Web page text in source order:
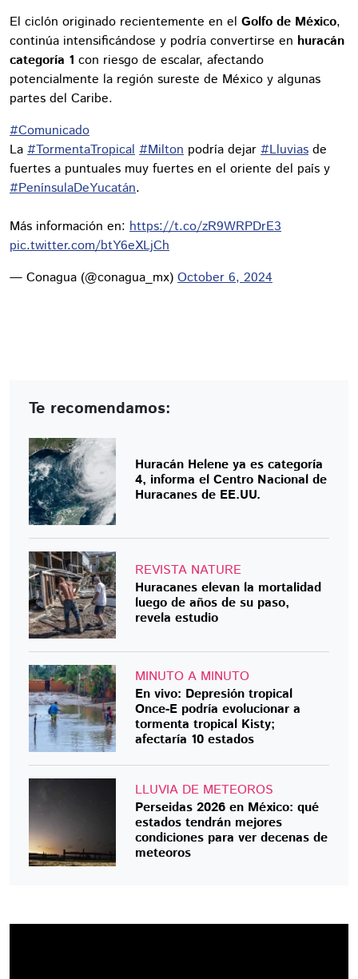
El ciclón originado recientemente en el Golfo de México,
continúa intensificándose y podría convertirse en huracán
categoría 1 con riesgo de escalar, afectando
potencialmente la región sureste de México y algunas
partes del Caribe.
#Comunicado
La #TormentaTropical #Milton podría dejar #Lluvias de
fuertes a puntuales muy fuertes en el oriente del país y
#PenínsulaDeYucatán.
Más información en: https://t.co/zR9WRPDrE3
pic.twitter.com/btY6eXLjCh
— Conagua (@conagua_mx) October 6, 2024
Te recomendamos:
Huracán Helene ya es categoría
4, informa el Centro Nacional de
Huracanes de EE.UU.
REVISTA NATURE
Huracanes elevan la mortalidad
luego de años de su paso,
revela estudio
MINUTO A MINUTO
En vivo: Depresión tropical
Once-E podría evolucionar a
tormenta tropical Kisty;
afectaría 10 estados
LLUVIA DE METEOROS
Perseidas 2026 en México: qué
estados tendrán mejores
condiciones para ver decenas de
meteoros